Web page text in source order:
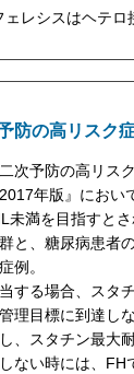
レシスはヘテロ
防の高リスク
次予防の高リス
年版』におい
未満を目指すと
と、糖尿病患者
例。
する場合、スタ
理目標に到達し
、スタチン最大
ない時には、FH